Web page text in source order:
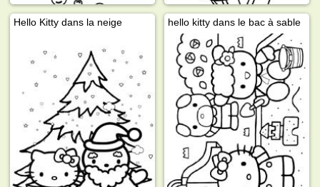
Hello Kitty dans la neige hello kitty dans le bac à sable